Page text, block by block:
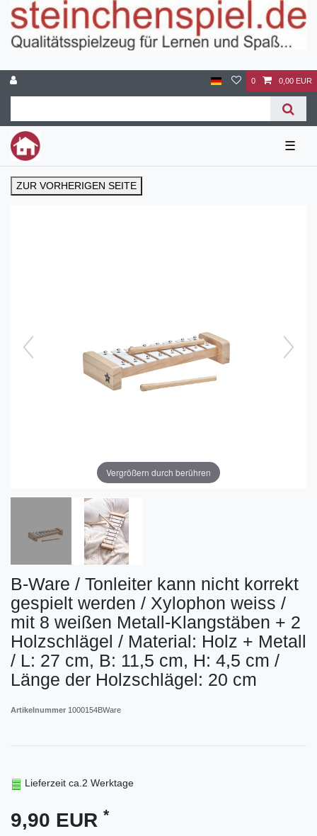
0 0,00 EUR
☰
ZUR VORHERIGEN SEITE
Vergrößern durch berühren
B-Ware / Tonleiter kann nicht korrekt
gespielt werden / Xylophon weiss /
mit 8 weißen Metall-Klangstäben + 2
Holzschlägel / Material: Holz + Metall
/ L: 27 cm, B: 11,5 cm, H: 4,5 cm /
Länge der Holzschlägel: 20 cm
Artikelnummer 1000154BWare
Lieferzeit ca.2 Werktage
9,90 EUR *